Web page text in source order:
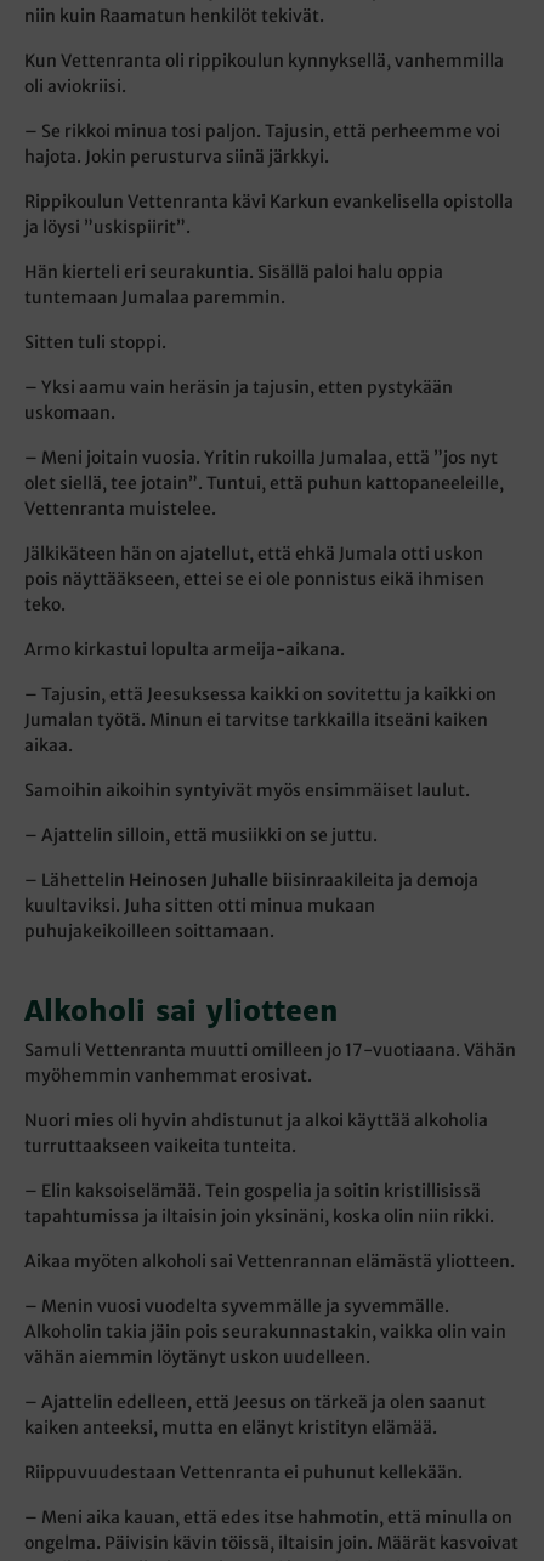
niin kuin Raamatun henkilöt tekivät.
Kun Vettenranta oli rippikoulun kynnyksellä, vanhemmilla
oli aviokriisi.
– Se rikkoi minua tosi paljon. Tajusin, että perheemme voi
hajota. Jokin perusturva siinä järkkyi.
Rippikoulun Vettenranta kävi Karkun evankelisella opistolla
ja löysi ”uskispiirit”.
Hän kierteli eri seurakuntia. Sisällä paloi halu oppia
tuntemaan Jumalaa paremmin.
Sitten tuli stoppi.
– Yksi aamu vain heräsin ja tajusin, etten pystykään
uskomaan.
– Meni joitain vuosia. Yritin rukoilla Jumalaa, että ”jos nyt
olet siellä, tee jotain”. Tuntui, että puhun kattopaneeleille,
Vettenranta muistelee.
Jälkikäteen hän on ajatellut, että ehkä Jumala otti uskon
pois näyttääkseen, ettei se ei ole ponnistus eikä ihmisen
teko.
Armo kirkastui lopulta armeija-aikana.
– Tajusin, että Jeesuksessa kaikki on sovitettu ja kaikki on
Jumalan työtä. Minun ei tarvitse tarkkailla itseäni kaiken
aikaa.
Samoihin aikoihin syntyivät myös ensimmäiset laulut.
– Ajattelin silloin, että musiikki on se juttu.
– Lähettelin Heinosen Juhalle biisinraakileita ja demoja
kuultaviksi. Juha sitten otti minua mukaan
puhujakeikoilleen soittamaan.
Alkoholi sai yliotteen
Samuli Vettenranta muutti omilleen jo 17-vuotiaana. Vähän
myöhemmin vanhemmat erosivat.
Nuori mies oli hyvin ahdistunut ja alkoi käyttää alkoholia
turruttaakseen vaikeita tunteita.
– Elin kaksoiselämää. Tein gospelia ja soitin kristillisissä
tapahtumissa ja iltaisin join yksinäni, koska olin niin rikki.
Aikaa myöten alkoholi sai Vettenrannan elämästä yliotteen.
– Menin vuosi vuodelta syvemmälle ja syvemmälle.
Alkoholin takia jäin pois seurakunnastakin, vaikka olin vain
vähän aiemmin löytänyt uskon uudelleen.
– Ajattelin edelleen, että Jeesus on tärkeä ja olen saanut
kaiken anteeksi, mutta en elänyt kristityn elämää.
Riippuvuudestaan Vettenranta ei puhunut kellekään.
– Meni aika kauan, että edes itse hahmotin, että minulla on
ongelma. Päivisin kävin töissä, iltaisin join. Määrät kasvoivat